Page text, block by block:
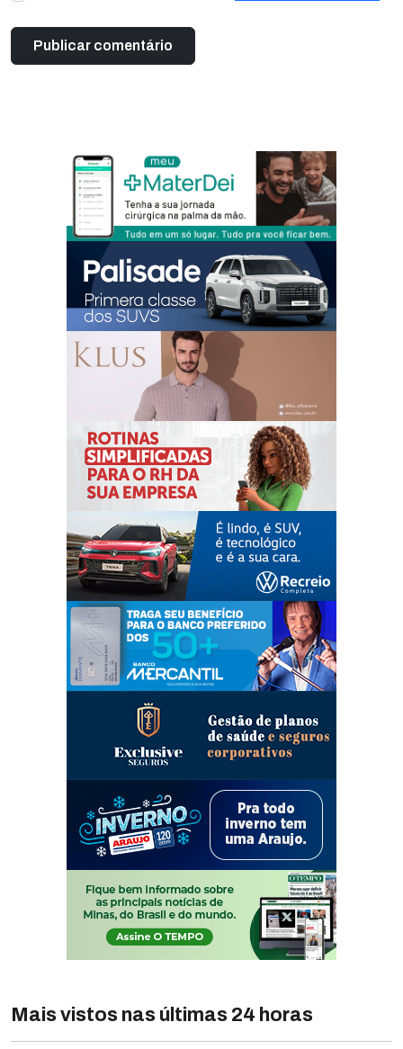
Mais vistos nas últimas 24 horas